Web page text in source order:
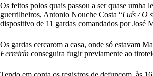
Os feitos polos quais passou a ser quase
guerrilheiros, Antonio Nouche Costa “Luís / O
dispositivo de 11 gardas comandados por José
Os gardas cercarom a casa, onde só estavam
Ferreirín conseguira fugir previamente ao